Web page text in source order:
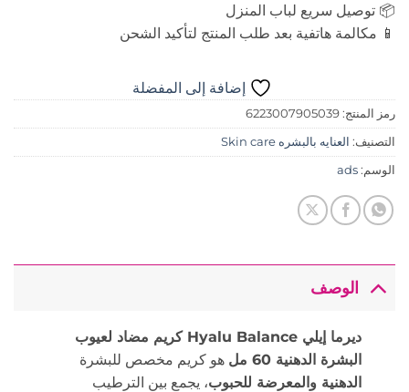
📦 توصيل سريع لباب المنزل
📱 مكالمة هاتفية بعد طلب المنتج لتأكيد الشحن
إضافة إلى المفضلة
رمز المنتج: 6223007905039
التصنيف: العنايه بالبشره Skin care
الوسم: ads
الوصف
ديرما إيلي Hyalu Balance كريم مضاد لعيوب
البشرة الدهنية 60 مل
هو كريم مخصص للبشرة
الدهنية والمعرضة للحبوب، يجمع بين الترطيب